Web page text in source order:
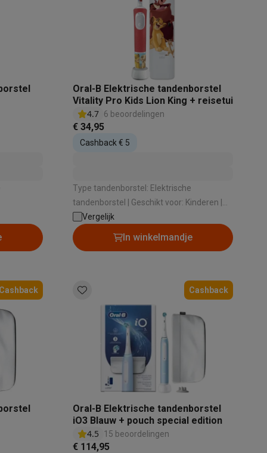
Sledestofzuigers met
Keukenaccessoires met ecocheques
met ecocheques Dampkappen met ecocheques
met ecocheques
,
,
Oral-B Elektrische tandenborstel
Vitality Pro Kids Lion King + reisetui
4.7 6 beoordelingen
€ 34,95
Cashback € 5
Type tandenborstel: Elektrische
tandenborstel | Geschikt voor: Kinderen |
Aantal poetsstanden: 2 | Type
poetsstanden: Dagelijkse reiniging , Extra
gevoelige tanden | Poetsdruksensor: Nee
Vergelijk
In winkelmandje
Cashback Cashback
Oral-B Elektrische tandenborstel
iO3 Blauw + pouch special edition
4.5
15 beoordelingen
€ 114,95